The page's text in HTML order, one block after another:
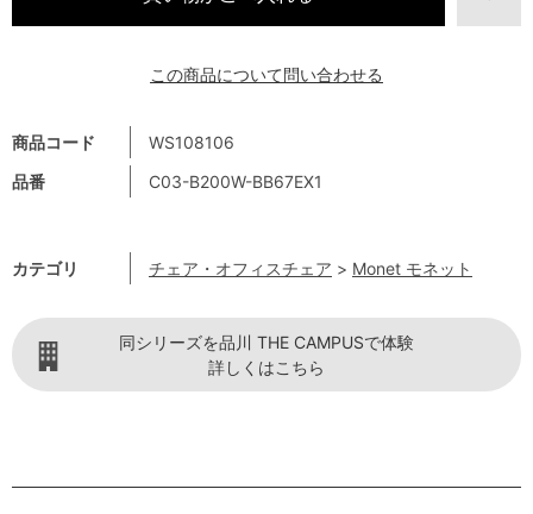
商品コード
WS108106
品番
C03-B200W-BB67EX1
カテゴリ チェア・オフィスチェア > Monet モネット
この商品について問い合わせる
同シリーズを品川 THE CAMPUSで体験
詳しくはこちら